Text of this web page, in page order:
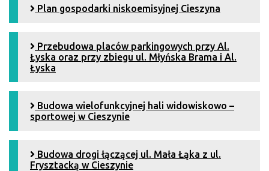
Plan gospodarki niskoemisyjnej Cieszyna
Przebudowa placów parkingowych przy Al.
Łyska oraz przy zbiegu ul. Młyńska Brama i Al.
Łyska
Budowa wielofunkcyjnej hali widowiskowo –
sportowej w Cieszynie
Budowa drogi łączącej ul. Mała Łąka z ul.
Frysztacką w Cieszynie